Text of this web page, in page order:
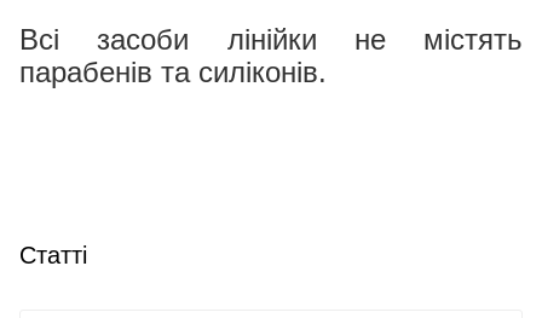
Всі засоби лінійки не містять
парабенів та силіконів.
Статті